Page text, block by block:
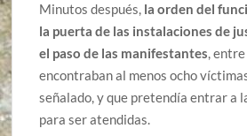
Minutos después, la orden del
la puerta de las instalaciones de
el paso de las manifestantes,
encontraban al menos ocho
señalado, y que pretendía entrar a
para ser atendidas.